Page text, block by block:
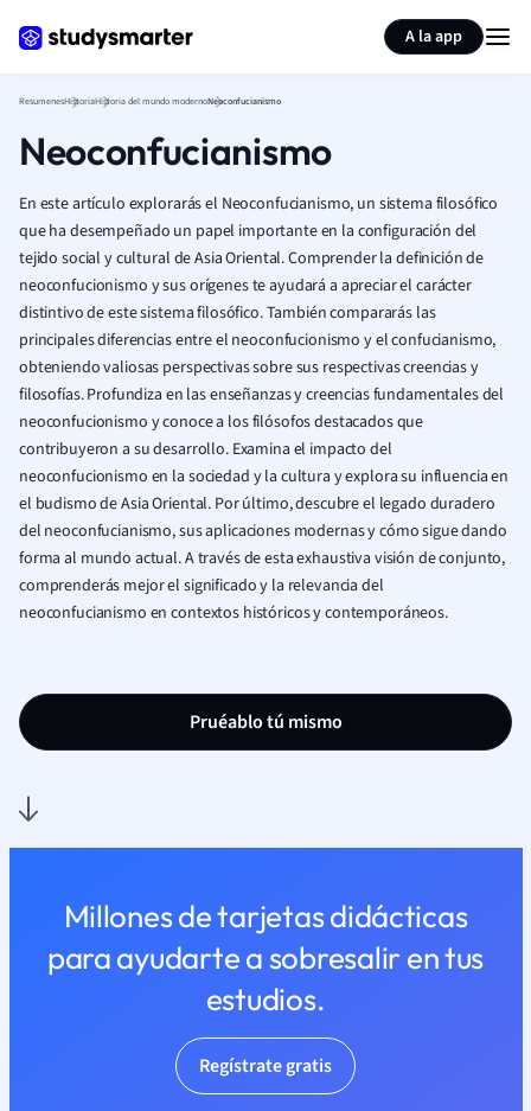
A la app
ResumenesHistoriaHistoria del mundo modernoNeoconfucianismo
Neoconfucianismo
En este artículo explorarás el Neoconfucianismo, un sistema filosófico
que ha desempeñado un papel importante en la configuración del
tejido social y cultural de Asia Oriental. Comprender la definición de
neoconfucionismo y sus orígenes te ayudará a apreciar el carácter
distintivo de este sistema filosófico. También compararás las
principales diferencias entre el neoconfucionismo y el confucianismo,
obteniendo valiosas perspectivas sobre sus respectivas creencias y
filosofías. Profundiza en las enseñanzas y creencias fundamentales del
neoconfucionismo y conoce a los filósofos destacados que
contribuyeron a su desarrollo. Examina el impacto del
neoconfucionismo en la sociedad y la cultura y explora su influencia en
el budismo de Asia Oriental. Por último, descubre el legado duradero
del neoconfucianismo, sus aplicaciones modernas y cómo sigue dando
forma al mundo actual. A través de esta exhaustiva visión de conjunto,
comprenderás mejor el significado y la relevancia del
neoconfucianismo en contextos históricos y contemporáneos.
Pruéablo tú mismo
Millones de tarjetas didácticas
para ayudarte a sobresalir en tus
estudios.
Regístrate gratis
Resumir página